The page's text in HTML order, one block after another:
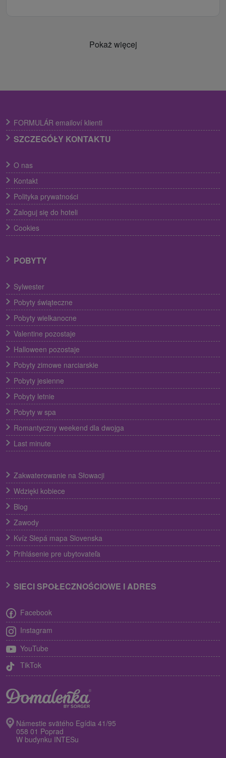
Pokaż więcej
FORMULÁR emailoví klienti
SZCZEGÓŁY KONTAKTU
O nas
Kontakt
Polityka prywatności
Zaloguj się do hoteli
Cookies
POBYTY
Sylwester
Pobyty świąteczne
Pobyty wielkanocne
Valentine pozostaje
Halloween pozostaje
Pobyty zimowe narciarskie
Pobyty jesienne
Pobyty letnie
Pobyty w spa
Romantyczny weekend dla dwojga
Last minute
Zakwaterowanie na Słowacji
Wdzięki kobiece
Blog
Zawody
Kvíz Slepá mapa Slovenska
Prihlásenie pre ubytovateľa
SIECI SPOŁECZNOŚCIOWE I ADRES
Facebook
Instagram
YouTube
TikTok
Námestie svätého Egídia 41/95
058 01 Poprad
W budynku INTESu